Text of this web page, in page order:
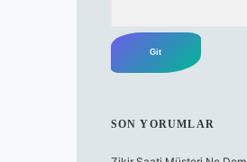
SON YORUMLAR